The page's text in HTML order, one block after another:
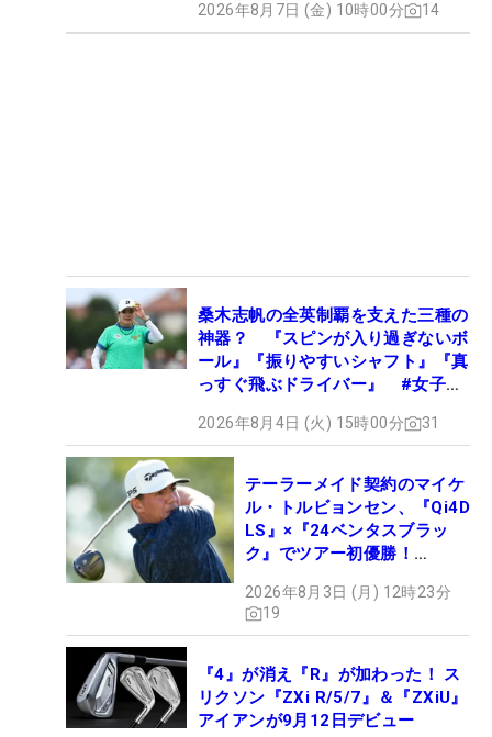
2026年8月7日 (金) 10時00分 14
桑木志帆の全英制覇を支えた三種の
神器？ 『スピンが入り過ぎないボ
ール』『振りやすいシャフト』『真
っすぐ飛ぶドライバー』 #女子プ
2026年8月4日 (火) 15時00分 31
テーラーメイド契約のマイケ
ル・トルビョンセン、『Qi4D
LS』×『24ベンタスブラッ
ク』でツアー初優勝！
2026年8月3日 (月) 12時23分
19
『4』が消え『R』が加わった！ ス
リクソン『ZXi R/5/7』＆『ZXiU』
アイアンが9月12日デビュー